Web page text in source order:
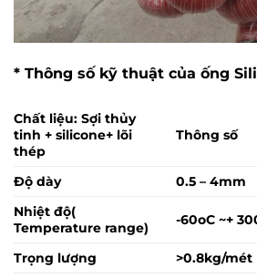
* Thông số kỹ thuật của ống
Chất liệu: Sợi thủy
tinh + silicone+ lõi
thép
Thông số
Độ dày
0.5 – 4mm
Nhiệt độ(
Temperature range)
-60oC ~+
Trọng lượng
>0.8kg/mét